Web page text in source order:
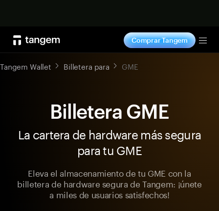
Comprar Tangem
Tangem Wallet Billetera para GME
Billetera GME
La cartera de hardware más segura
para tu GME
Eleva el almacenamiento de tu GME con la
billetera de hardware segura de Tangem: ¡únete
a miles de usuarios satisfechos!